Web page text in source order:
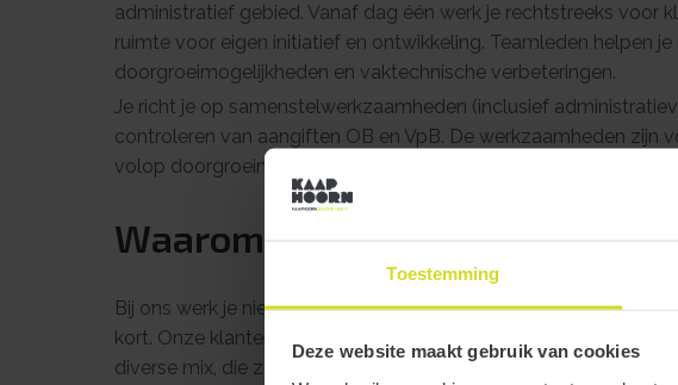
Toestemming
Deze website maakt gebruik van cookies
administratief gebied. Vanaf dag één werk je rechtstreeks voor
ruimte voor eigen initiatief en ontwikkeling. Teamleden helpen je
doorgroeimogelijkheden en vaktechnische verbeteringen.
Je richt je op samenstelwerkzaamheden (inclusief
controleren van aangiften OB en VpB. De werkzaamheden zijn
volop doorgroeimogelijkheden, dus het is belangrijk dat je je bij
Waarom kiezen voor Kaap Hoorn?
Bij ons werk je niet vóór, maar mét klanten. Wij denken mee,
kort. Onze klanten? Van familiebedrijven en DGA’s tot private
diverse mix, die zorgt voor veel uitdaging én groeikansen.